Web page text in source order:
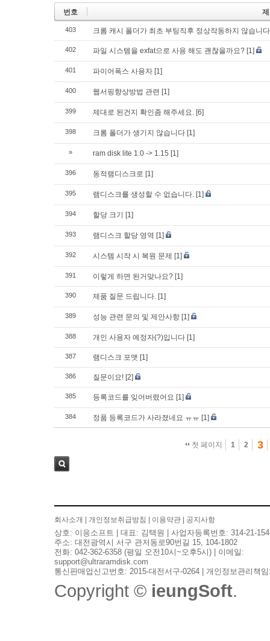
번호
403 크롬 캐시 폴더가 최초 부팅직후 정상작동하지 않습니
402 파일 시스템을 exfat으로 사용 해도 괜찮을까요? [1]
401 파이어폭스 사용자 [1]
400 웹서핑향상방법 관련 [1]
399 제대로 된건지 확인좀 해주세요. [6]
398 크롬 폴더가 생기지 않습니다 [1]
» ram disk lite 1.0 -> 1.15 [1]
396 동적램디스크로 [1]
395 램디스크를 생성할 수 없습니다. [1]
394 할당 크기 [1]
393 램디스크 할당 영역 [1]
392 시스템 시작 시 복원 문제 [1]
391 이렇게 하면 된거맞나요? [1]
390 제품 질문 드립니다. [1]
389 성능 관련 문의 및 제안사항 [1]
388 개인 사용자 예정자(?)입니다 [1]
387 램디스크 포맷 [1]
386 질문이요! [2]
385 등록코드를 잊어버렸어요 [1]
384 정품 등록코드가 사라졌네요 ㅠㅠ [1]
첫 페이지 1 2 3
회사소개 개인정보취급방침 이용약관 공지사항
상호: 이응소프트 | 대표: 김택원 | 사업자등록번호: 314-21-
주소: 대전광역시 서구 관저동로90번길 15, 104-1802
전화: 042-362-6358 (평일 오전10시~오후5시) | 이메일:
support@ultraramdisk.com
통신판매업신고번호: 2015-대전서구-0264 | 개인정보관리책
Copyright © ieungSoft.